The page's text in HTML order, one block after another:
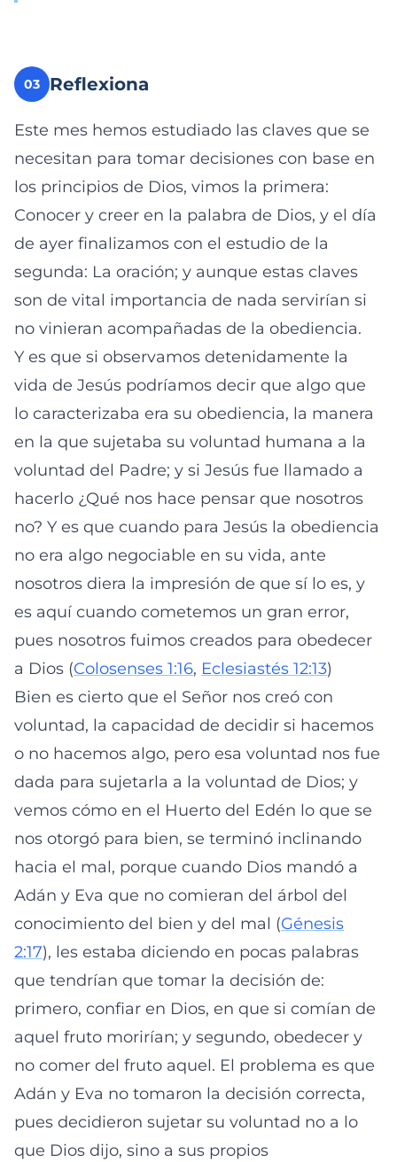
03 Reflexiona
Este mes hemos estudiado las claves que se
necesitan para tomar decisiones con base en
los principios de Dios, vimos la primera:
Conocer y creer en la palabra de Dios, y el día
de ayer finalizamos con el estudio de la
segunda: La oración; y aunque estas claves
son de vital importancia de nada servirían si
no vinieran acompañadas de la obediencia.
Y es que si observamos detenidamente la
vida de Jesús podríamos decir que algo que
lo caracterizaba era su obediencia, la manera
en la que sujetaba su voluntad humana a la
voluntad del Padre; y si Jesús fue llamado a
hacerlo ¿Qué nos hace pensar que nosotros
no? Y es que cuando para Jesús la obediencia
no era algo negociable en su vida, ante
nosotros diera la impresión de que sí lo es, y
es aquí cuando cometemos un gran error,
pues nosotros fuimos creados para obedecer
a Dios (Colosenses 1:16, Eclesiastés 12:13)
Bien es cierto que el Señor nos creó con
voluntad, la capacidad de decidir si hacemos
o no hacemos algo, pero esa voluntad nos fue
dada para sujetarla a la voluntad de Dios; y
vemos cómo en el Huerto del Edén lo que se
nos otorgó para bien, se terminó inclinando
hacia el mal, porque cuando Dios mandó a
Adán y Eva que no comieran del árbol del
conocimiento del bien y del mal (Génesis
2:17), les estaba diciendo en pocas palabras
que tendrían que tomar la decisión de:
primero, confiar en Dios, en que si comían de
aquel fruto morirían; y segundo, obedecer y
no comer del fruto aquel. El problema es que
Adán y Eva no tomaron la decisión correcta,
pues decidieron sujetar su voluntad no a lo
que Dios dijo, sino a sus propios